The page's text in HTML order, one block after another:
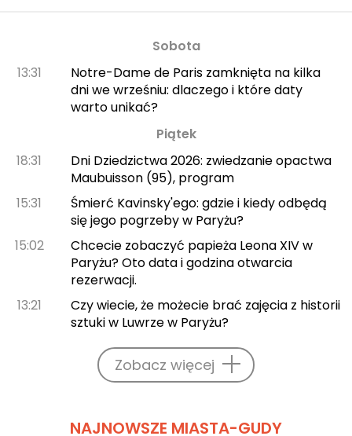
Sobota
13:31
Notre-Dame de Paris zamknięta na kilka
dni we wrześniu: dlaczego i które daty
warto unikać?
Piątek
18:31
Dni Dziedzictwa 2026: zwiedzanie opactwa
Maubuisson (95), program
15:31
Śmierć Kavinsky'ego: gdzie i kiedy odbędą
się jego pogrzeby w Paryżu?
15:02
Chcecie zobaczyć papieża Leona XIV w
Paryżu? Oto data i godzina otwarcia
rezerwacji.
13:21
Czy wiecie, że możecie brać zajęcia z historii
sztuki w Luwrze w Paryżu?
Zobacz więcej
NAJNOWSZE MIASTA-GUDY